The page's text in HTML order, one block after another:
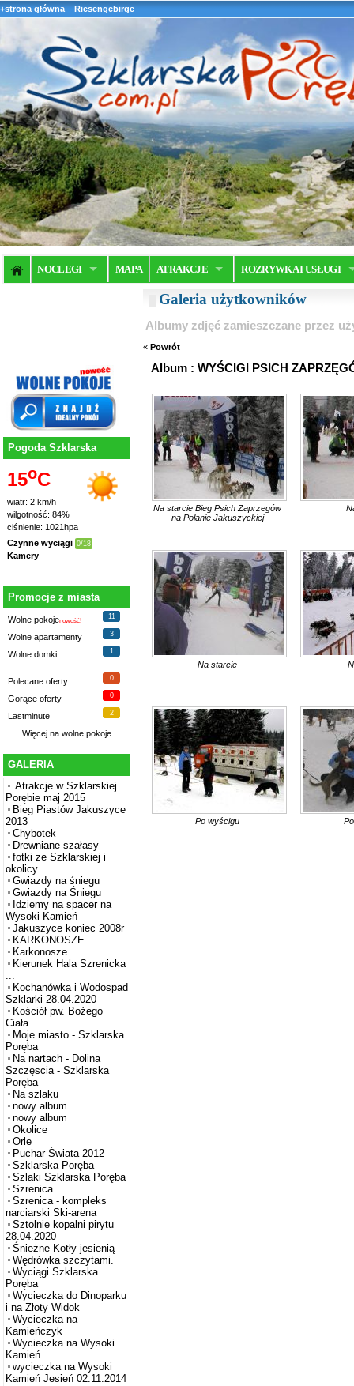
+strona główna Riesengebirge
NOCLEGI MAPA ATRAKCJE ROZRYWKA I USŁUGI
Pogoda Szklarska
15oC
wiatr: 2 km/h
wilgotność: 84%
ciśnienie: 1021hpa
Czynne wyciągi 0/18
Kamery
Promocje z miasta
Wolne pokojenowość!
11
Wolne apartamenty 3
Wolne domki 1
Polecane oferty 0
Gorące oferty 0
Lastminute 2
Więcej na wolne pokoje
GALERIA
Atrakcje w Szklarskiej
Porębie maj 2015
Bieg Piastów Jakuszyce
2013
Chybotek
Drewniane szałasy
fotki ze Szklarskiej i
okolicy
Gwiazdy na śniegu
Gwiazdy na Śniegu
Idziemy na spacer na
Wysoki Kamień
Jakuszyce koniec 2008r
KARKONOSZE
Karkonosze
Kierunek Hala Szrenicka
...
Kochanówka i Wodospad
Szklarki 28.04.2020
Kościół pw. Bożego
Ciała
Moje miasto - Szklarska
Poręba
Na nartach - Dolina
Szczęscia - Szklarska
Poręba
Na szlaku
nowy album
nowy album
Okolice
Orle
Puchar Świata 2012
Szklarska Poręba
Szlaki Szklarska Poręba
Szrenica
Szrenica - kompleks
narciarski Ski-arena
Sztolnie kopalni pirytu
28.04.2020
Śnieżne Kotły jesienią
Wędrówka szczytami.
Wyciągi Szklarska
Poręba
Wycieczka do Dinoparku
i na Złoty Widok
Wycieczka na
Kamieńczyk
Wycieczka na Wysoki
Kamień
wycieczka na Wysoki
Kamień Jesień 02.11.2014
Galeria użytkowników
Albumy zdjęć zamieszczane przez
« Powrót
Album : WYŚCIGI PSICH
Na starcie Bieg Psich Zaprzegów
na Polanie Jakuszyckiej
Na starcie
Po wyścigu